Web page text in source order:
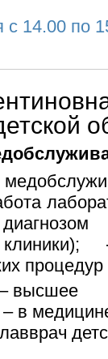
с 14.00 по
высшее
в